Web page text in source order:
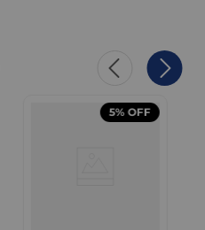
5% OFF